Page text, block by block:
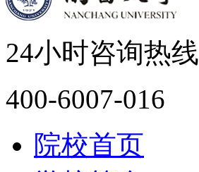
24小时咨询热线
400-6007-016
院校首页